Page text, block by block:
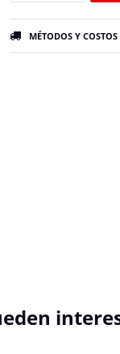
MÉTODOS Y